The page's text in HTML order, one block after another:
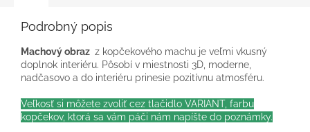
Podrobný popis
Machový obraz z kopčekového machu je veľmi vkusný
doplnok interiéru. Pôsobí v miestnosti 3D, moderne,
nadčasovo a do interiéru prinesie pozitívnu atmosféru.
Veľkosť si môžete zvoliť cez tlačidlo VARIANT, farbu
kopčekov, ktorá sa vám páči nám napíšte do poznámky.